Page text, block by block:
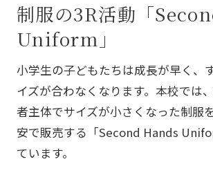
制服の3R活動「
Uniform」
小学生の子どもたちは成長が早く、
イズが合わなくなります。本校では
者主体でサイズが小さくなった制服
安で販売する「Second Hands
ています。